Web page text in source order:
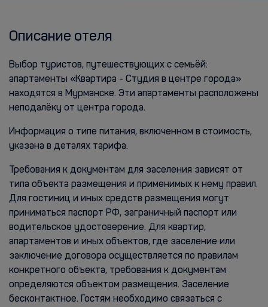
Описание отеля
Выбор туристов, путешествующих с семьёй:
апартаменты «Квартира - Студия в центре города»
находятся в Мурманске. Эти апартаменты расположены
неподалёку от центра города.
Информация о типе питания, включенном в стоимость,
указана в деталях тарифа.
Требования к документам для заселения зависят от
типа объекта размещения и применимых к нему правил.
Для гостиниц и иных средств размещения могут
приниматься паспорт РФ, заграничный паспорт или
водительское удостоверение. Для квартир,
апартаментов и иных объектов, где заселение или
заключение договора осуществляется по правилам
конкретного объекта, требования к документам
определяются объектом размещения. Заселение
бесконтактное. Гостям необходимо связаться с